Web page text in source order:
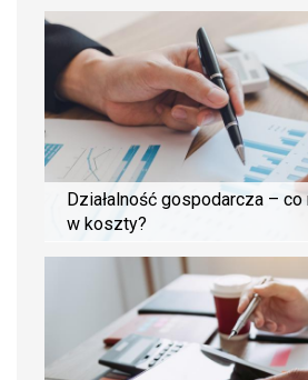
Działalność gospodarcza –
w koszty?